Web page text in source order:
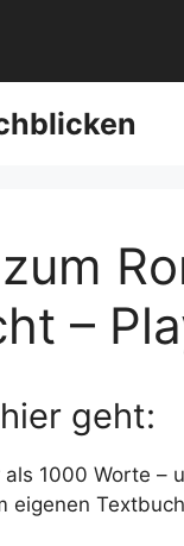
–
geht:
als 1000 Worte –
eigenen